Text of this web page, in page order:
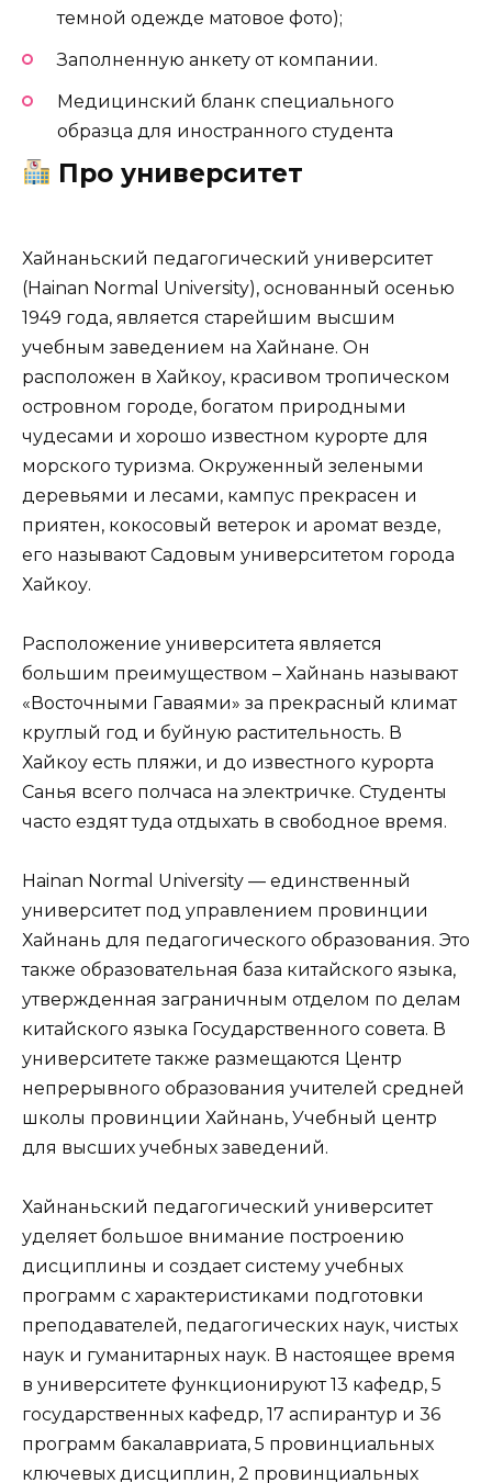
темной одежде матовое фото);
Заполненную анкету от компании.
Медицинский бланк специального
образца для иностранного студента
Про университет
Хайнаньский педагогический университет
(Hainan Normal University), основанный осенью
1949 года, является старейшим высшим
учебным заведением на Хайнане. Он
расположен в Хайкоу, красивом тропическом
островном городе, богатом природными
чудесами и хорошо известном курорте для
морского туризма. Окруженный зелеными
деревьями и лесами, кампус прекрасен и
приятен, кокосовый ветерок и аромат везде,
его называют Садовым университетом города
Хайкоу.
Расположение университета является
большим преимуществом – Хайнань называют
«Восточными Гаваями» за прекрасный климат
круглый год и буйную растительность. В
Хайкоу есть пляжи, и до известного курорта
Санья всего полчаса на электричке. Студенты
часто ездят туда отдыхать в свободное время.
Hainan Normal University — единственный
университет под управлением провинции
Хайнань для педагогического образования. Это
также образовательная база китайского языка,
утвержденная заграничным отделом по делам
китайского языка Государственного совета. В
университете также размещаются Центр
непрерывного образования учителей средней
школы провинции Хайнань, Учебный центр
для высших учебных заведений.
Хайнаньский педагогический университет
уделяет большое внимание построению
дисциплины и создает систему учебных
программ с характеристиками подготовки
преподавателей, педагогических наук, чистых
наук и гуманитарных наук. В настоящее время
в университете функционируют 13 кафедр, 5
государственных кафедр, 17 аспирантур и 36
программ бакалавриата, 5 провинциальных
ключевых дисциплин, 2 провинциальных